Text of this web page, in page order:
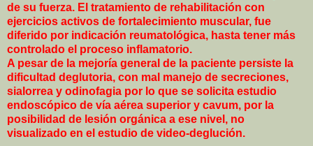
de su fuerza. El tratamiento de rehabilitación con
ejercicios activos de fortalecimiento muscular, fue
diferido por indicación reumatológica, hasta tener más
controlado el proceso inflamatorio.
A pesar de la mejoría general de la paciente persiste la
dificultad deglutoria, con mal manejo de secreciones,
sialorrea y odinofagia por lo que se solicita estudio
endoscópico de vía aérea superior y cavum, por la
posibilidad de lesión orgánica a ese nivel, no
visualizado en el estudio de video-deglución.